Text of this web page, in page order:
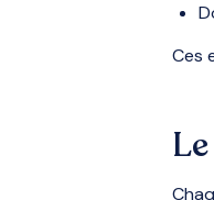
Ces